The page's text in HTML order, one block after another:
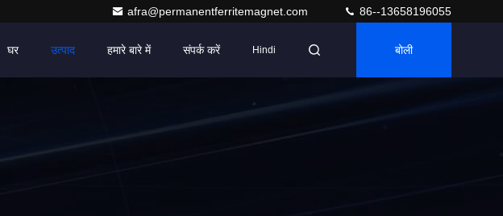
afra@permanentferritemagnet.com 86--13658196055
घर उत्पाद हमारे बारे में संपर्क करें Hindi बोली